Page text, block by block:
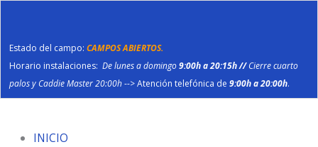
Estado del campo: CAMPOS ABIERTOS.
Horario instalaciones: De lunes a domingo9:00h a 20:15h //Cierre cuarto
palos y Caddie Master 20:00h--> Atención telefónica de 9:00h a 20:00h.
contenido
INICIO